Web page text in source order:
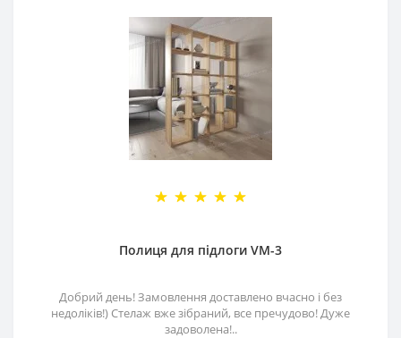
Полиця для підлоги VM-3
Добрий день! Замовлення доставлено вчасно і без
недоліків!) Стелаж вже зібраний, все пречудово! Дуже
задоволена!..